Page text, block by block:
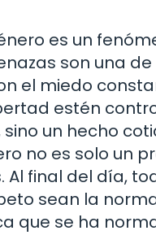
es un
son una
el miedo
estén
un hecho
no es solo un
Al final del día,
sean la
que se ha